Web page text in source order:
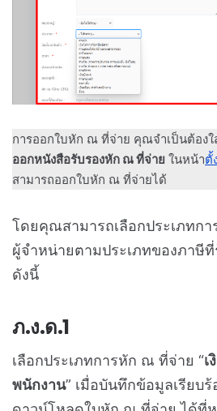
การออกใบหัก ณ ที่จ่าย คุณจำเป็นต้อง
ออกหนังสือรับรองหัก ณ ที่จ่าย ในหน้าตั้
สามารถออกใบหัก ณ ที่จ่ายได้
โดยคุณสามารถเลือกประเภทก
ผู้จำหน่ายตามประเภทของภาษี
ดังนี้
ภ.ง.ด.1
เลือกประเภทการหัก ณ ที่จ่าย “เ
พนักงาน” เมื่อบันทึกข้อมูลเรียบ